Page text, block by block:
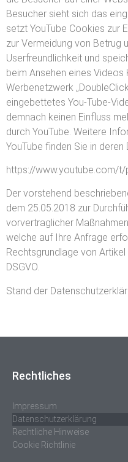
Besucher sieht sich das
setzt YouTube Cookies zur
zur Vermeidung von Betrug
Userfreundlichkeit und
beim Ansehen eines
Werbenetzwerk
eingebettetes You-Tube-
demnach keinen Einfluss
durch YouTube. Weitere
YouTube finden Sie in
https://www.youtube.com/t/
Der vorstehend
dem 25.05.2018 zur
vorvertraglicher
welche auf Ihre Anfrage
Rechtsgrundlage von
DSGVO.
Stand der
Rechtliches
Impressum
Datenschutzerklärung
Rechtliche Hinweise
Cookie Richtlinie